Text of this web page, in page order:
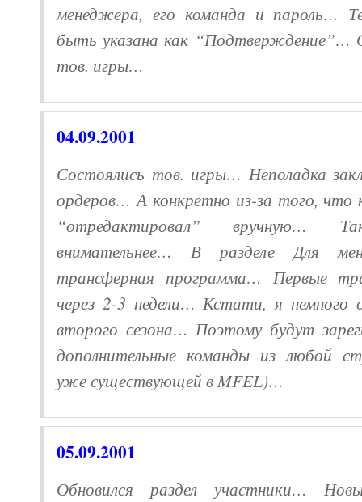
менеджера, его команда и пароль…
быть указана как “Подтверждение”…
тов. игры…
04.09.2001
Состоялись тов. игры… Неполадка
ордеров… А конкретно из-за того, что
“отредактировал” вручную…
внимательнее… В разделе Для
трансферная программа… Первые
через 2-3 недели… Кстати, я немного
второго сезона… Поэтому будут
дополнительные команды из любой
уже существующей в MFEL)…
05.09.2001
Обновился раздел участники…